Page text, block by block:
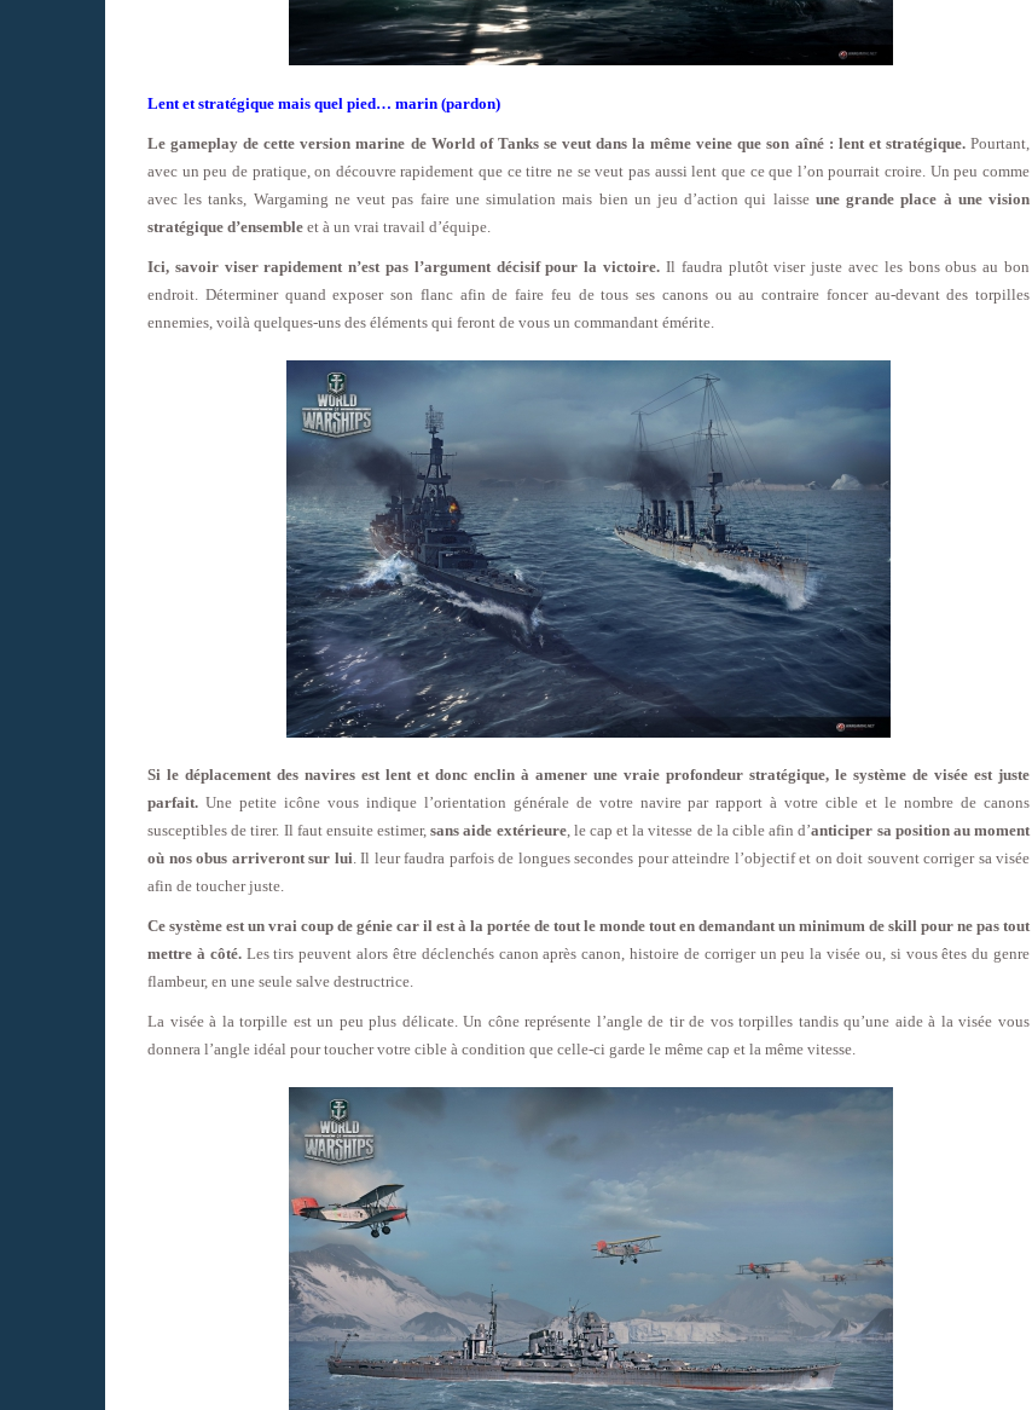
Lent et stratégique mais quel pied… marin (pardon)
Le gameplay de cette version marine de World of Tanks se veut dans la même veine que son aîné : lent et stratégique.Pourtant,
avec un peu de pratique, on découvre rapidement que ce titre ne se veut pas aussi lent que ce que l’on pourrait croire. Un peu comme
avec les tanks, Wargaming ne veut pas faire une simulation mais bien un jeu d’action qui laisse une grande place à une vision
stratégique d’ensemble et à un vrai travail d’équipe.
Ici, savoir viser rapidement n’est pas l’argument décisif pour la victoire. Il faudra plutôt viser juste avec les bons obus au bon
endroit. Déterminer quand exposer son flanc afin de faire feu de tous ses canons ou au contraire foncer au-devant des torpilles
ennemies, voilà quelques-uns des éléments qui feront de vous un commandant émérite.
Si le déplacement des navires est lent et donc enclin à amener une vraie profondeur stratégique, le système de visée est juste
parfait. Une petite icône vous indique l’orientation générale de votre navire par rapport à votre cible et le nombre de canons
susceptibles de tirer. Il faut ensuite estimer,sans aide extérieure, le cap et la vitesse de la cible afin d’anticiper sa position au moment
où nos obus arriveront sur lui. Il leur faudra parfois de longues secondes pour atteindre l’objectif et on doit souvent corriger sa visée
afin de toucher juste.
Ce système est un vrai coup de génie car il est à la portée de tout le monde tout en demandant un minimum de skill pour ne pas tout
mettre à côté.Les tirs peuvent alors être déclenchés canon après canon, histoire de corriger un peu la visée ou, si vous êtes du genre
flambeur, en une seule salve destructrice.
La visée à la torpille est un peu plus délicate. Un cône représente l’angle de tir de vos torpilles tandis qu’une aide à la visée vous
donnera l’angle idéal pour toucher votre cible à condition que celle-ci garde le même cap et la même vitesse.